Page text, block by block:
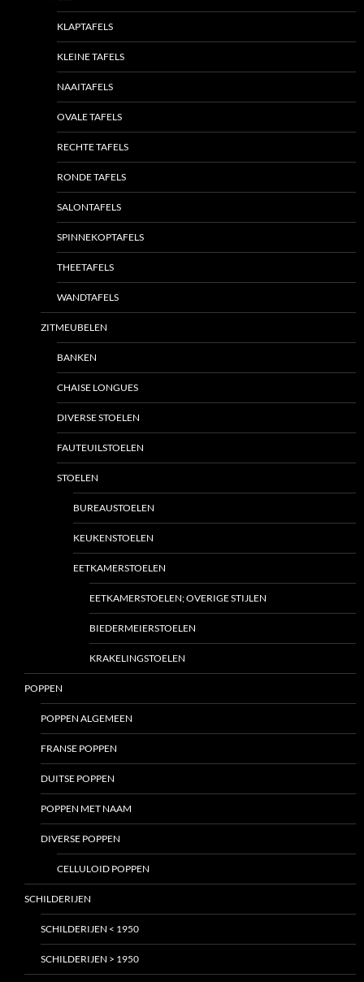
KLAPTAFELS
KLEINE TAFELS
NAAITAFELS
OVALE TAFELS
RECHTE TAFELS
RONDE TAFELS
SALONTAFELS
SPINNEKOPTAFELS
THEETAFELS
WANDTAFELS
ZITMEUBELEN
BANKEN
CHAISE LONGUES
DIVERSE STOELEN
FAUTEUILSTOELEN
STOELEN
BUREAUSTOELEN
KEUKENSTOELEN
EETKAMERSTOELEN
EETKAMERSTOELEN; OVERIGE STIJLEN
BIEDERMEIERSTOELEN
KRAKELINGSTOELEN
POPPEN
POPPEN ALGEMEEN
FRANSE POPPEN
DUITSE POPPEN
POPPEN MET NAAM
DIVERSE POPPEN
CELLULOID POPPEN
SCHILDERIJEN
SCHILDERIJEN < 1950
SCHILDERIJEN > 1950